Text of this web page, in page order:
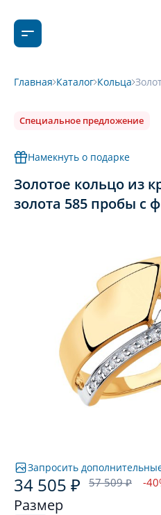
Главная Каталог Кольца
Специальное предложение
Намекнуть о подарке
Золотое кольцо из
золота 585 пробы с
Запросить
34 505 ₽ 57 509 ₽ -
Размер